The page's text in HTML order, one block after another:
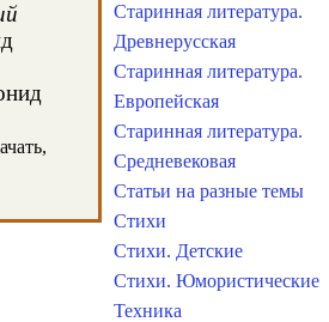
Старинная литература.
Древнерусская
Старинная литература.
Европейская
Старинная литература.
Средневековая
Статьи на разные темы
Стихи
Стихи. Детские
Стихи. Юмористические
Техника